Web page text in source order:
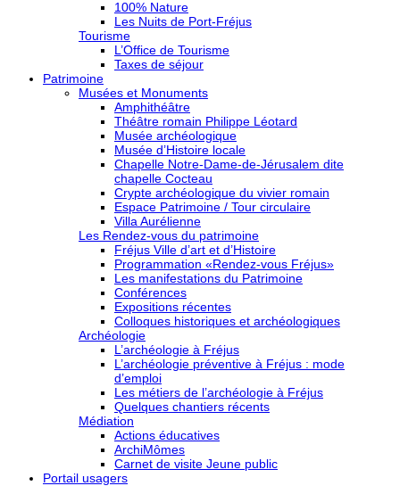
100% Nature
Les Nuits de Port-Fréjus
Tourisme
L’Office de Tourisme
Taxes de séjour
Patrimoine
Musées et Monuments
Amphithéâtre
Théâtre romain Philippe Léotard
Musée archéologique
Musée d’Histoire locale
Chapelle Notre-Dame-de-Jérusalem dite
chapelle Cocteau
Crypte archéologique du vivier romain
Espace Patrimoine / Tour circulaire
Villa Aurélienne
Les Rendez-vous du patrimoine
Fréjus Ville d’art et d’Histoire
Programmation «Rendez-vous Fréjus»
Les manifestations du Patrimoine
Conférences
Expositions récentes
Colloques historiques et archéologiques
Archéologie
L’archéologie à Fréjus
L’archéologie préventive à Fréjus : mode
d’emploi
Les métiers de l’archéologie à Fréjus
Quelques chantiers récents
Médiation
Actions éducatives
ArchiMômes
Carnet de visite Jeune public
Portail usagers